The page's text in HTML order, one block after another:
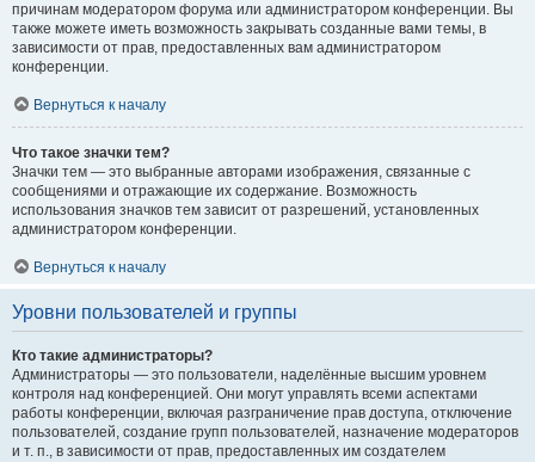
причинам модератором форума или администратором конференции. Вы
также можете иметь возможность закрывать созданные вами темы, в
зависимости от прав, предоставленных вам администратором
конференции.
Вернуться к началу
Что такое значки тем?
Значки тем — это выбранные авторами изображения, связанные с
сообщениями и отражающие их содержание. Возможность
использования значков тем зависит от разрешений, установленных
администратором конференции.
Вернуться к началу
Уровни пользователей и группы
Кто такие администраторы?
Администраторы — это пользователи, наделённые высшим уровнем
контроля над конференцией. Они могут управлять всеми аспектами
работы конференции, включая разграничение прав доступа, отключение
пользователей, создание групп пользователей, назначение модераторов
и т. п., в зависимости от прав, предоставленных им создателем